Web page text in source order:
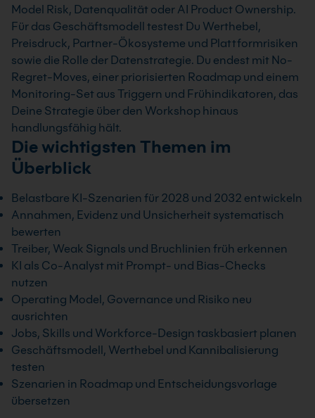
Model Risk, Datenqualität oder AI Product Ownership.
Für das Geschäftsmodell testest Du Werthebel,
Preisdruck, Partner-Ökosysteme und Plattformrisiken
sowie die Rolle der Datenstrategie. Du endest mit No-
Regret-Moves, einer priorisierten Roadmap und einem
Monitoring-Set aus Triggern und Frühindikatoren, das
Deine Strategie über den Workshop hinaus
handlungsfähig hält.
Die wichtigsten Themen im
Überblick
Belastbare KI-Szenarien für 2028 und 2032 entwickeln
Annahmen, Evidenz und Unsicherheit systematisch
bewerten
Treiber, Weak Signals und Bruchlinien früh erkennen
KI als Co-Analyst mit Prompt- und Bias-Checks
nutzen
Operating Model, Governance und Risiko neu
ausrichten
Jobs, Skills und Workforce-Design taskbasiert planen
Geschäftsmodell, Werthebel und Kannibalisierung
testen
Szenarien in Roadmap und Entscheidungsvorlage
übersetzen